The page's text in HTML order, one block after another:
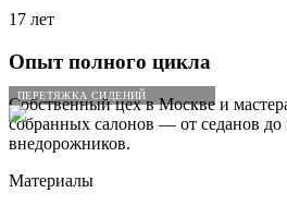
ПЕРЕТЯЖКА СИДЕНИЙ
17 лет
Опыт полного цикла
Собственный цех в Москве и
собранных салонов — от седанов до
внедорожников.
Материалы